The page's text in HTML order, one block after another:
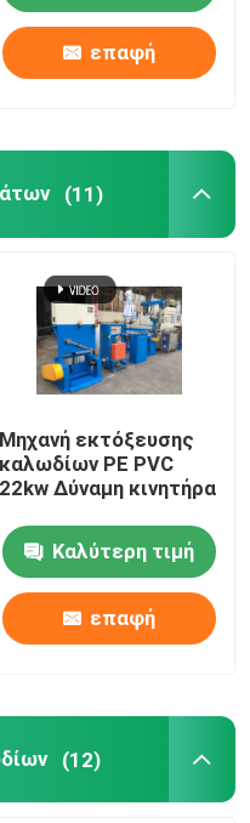
συγκολλημένων
επαφή
(11)
Μηχανή εκτόξευσης
καλωδίων PE PVC
22kw Δύναμη κινητήρα
Καλύτερη τιμή
επαφή
(12)